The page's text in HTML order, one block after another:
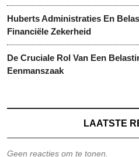
Huberts Administraties En
Financiële Zekerheid
De Cruciale Rol Van Een
Eenmanszaak
LAATSTE
Geen reacties om te tonen.